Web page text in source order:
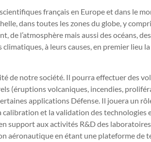
français en Europe et dans le
dans toutes les zones du globe, y
l’atmosphère mais aussi des océans,
à leurs causes, en premier lieu
de notre société. Il pourra effectuer des
(éruptions volcaniques, incendies,
applications Défense. Il jouera un
calibration et la validation des
support aux activités R&D des
aéronautique en étant une plateforme de